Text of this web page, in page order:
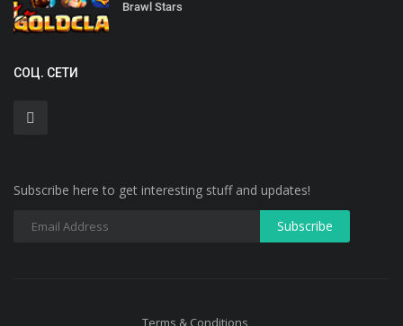
Brawl Stars
СОЦ. СЕТИ
Subscribe here to get interesting stuff and updates!
Terms & Conditions